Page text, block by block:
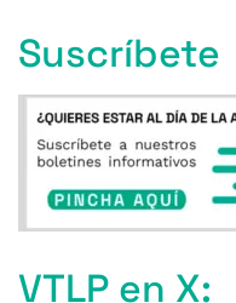
Suscríbete
VTLP en X: